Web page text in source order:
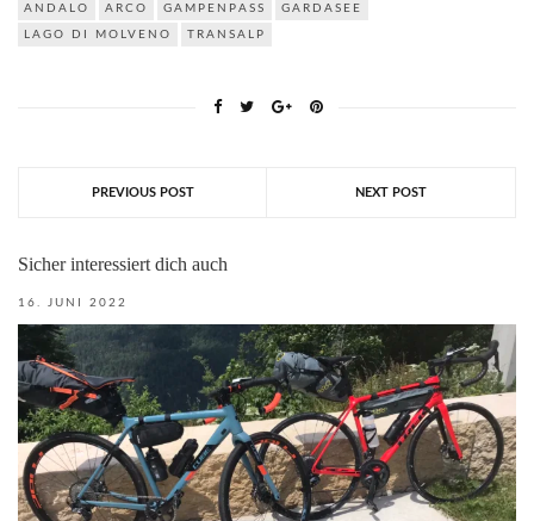
ANDALO ARCO GAMPENPASS GARDASEE
LAGO DI MOLVENO TRANSALP
PREVIOUS POST NEXT POST
Sicher interessiert dich auch
16. JUNI 2022